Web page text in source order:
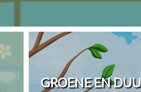
GROENE EN